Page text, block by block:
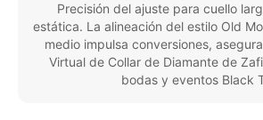
Precisión del ajuste para cuello
estática. La alineación del estilo Old
medio impulsa conversiones,
Virtual de Collar de Diamante de
bodas y eventos Black